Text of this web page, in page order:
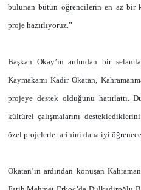
bulunan bütün öğrencilerin en az bir
proje hazırlıyoruz.”
Başkan Okay’ın ardından bir
Kaymakamı Kadir Okatan,
projeye destek olduğunu hatırlattı.
kültürel çalışmalarını
özel projelerle tarihini daha iyi
Okatan’ın ardından konuşan